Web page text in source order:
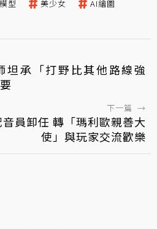
模型 美少女
AI繪圖
坦承「打野比其他路線強
下一篇 →
員卸任 轉「瑪利歐親善大
使」與玩家交流歡樂